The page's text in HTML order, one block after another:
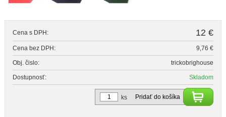
Cena s DPH: 12 €
Cena bez DPH: 9,76 €
Obj. čislo: trickobrighouse
Dostupnosť: Skladom
Pridať do košíka
ks